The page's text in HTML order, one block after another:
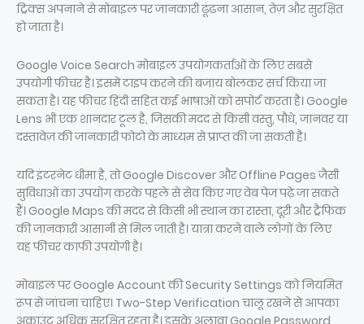
ट्रिक्स अपनाने से मोबाइल पर जानकारी ढूंढना आसान, तेज़ और सुरक्षित
हो जाता है।
Google Voice Search मोबाइल उपयोगकर्ताओं के लिए सबसे
उपयोगी फीचर है। इसमें टाइप करने की बजाय बोलकर सर्च किया जा
सकता है। यह फीचर हिंदी सहित कई भाषाओं को सपोर्ट करता है। Google
Lens भी एक शानदार टूल है, जिसकी मदद से किसी वस्तु, पौधे, जानवर या
दस्तावेज़ की जानकारी फोटो के माध्यम से प्राप्त की जा सकती है।
यदि इंटरनेट धीमा है, तो Google Discover और Offline Pages जैसी
सुविधाओं का उपयोग करके पहले से सेव किए गए वेब पेज पढ़े जा सकते
हैं। Google Maps की मदद से किसी भी स्थान का रास्ता, दूरी और ट्रैफिक
की जानकारी आसानी से मिल जाती है। यात्रा करने वाले लोगों के लिए
यह फीचर काफी उपयोगी है।
मोबाइल पर Google Account की Security Settings को नियमित
रूप से जांचना चाहिए। Two-Step Verification चालू रखने से आपका
अकाउंट अधिक सुरक्षित रहता है। इसके अलावा Google Password